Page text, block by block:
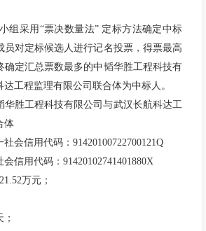
组采用“票决数量法” 定标方法确定中标
员对定标候选人进行记名投票，得票最高
确定汇总票数最多的中韬华胜工程科技有
工程监理有限公司联合体为中标人。
华胜工程科技有限公司与武汉长航科达工
体
社会信用代码：91420100722700121Q
信用代码：91420102741401880X
万元；